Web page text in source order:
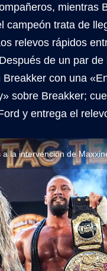
mientras
campeón trata de
relevos rápidos
de un par de
con una
sobre Breakker;
y entrega el
la intervención de